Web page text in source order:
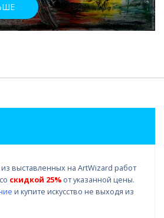
выставленных на ArtWizard работ
скидкой 25% от указанной цены.
и купите искусство не выходя из